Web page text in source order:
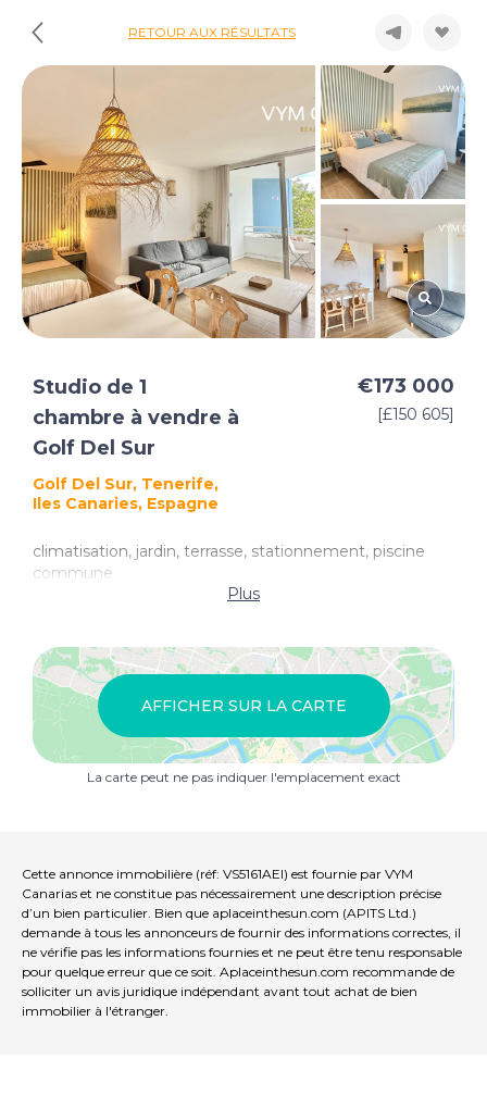
RETOUR AUX RÉSULTATS
Studio de 1
chambre à vendre à
Golf Del Sur
Golf Del Sur, Tenerife,
Iles Canaries, Espagne
€173 000
[£150 605]
climatisation, jardin, terrasse, stationnement, piscine
commune
Plus
AFFICHER SUR LA CARTE
La carte peut ne pas indiquer l'emplacement exact
Cette annonce immobilière (réf: VS5161AEI) est fournie par VYM
Canarias et ne constitue pas nécessairement une description précise
d’un bien particulier. Bien que aplaceinthesun.com (APITS Ltd.)
demande à tous les annonceurs de fournir des informations correctes, il
ne vérifie pas les informations fournies et ne peut être tenu responsable
pour quelque erreur que ce soit. Aplaceinthesun.com recommande de
solliciter un avis juridique indépendant avant tout achat de bien
immobilier à l'étranger.